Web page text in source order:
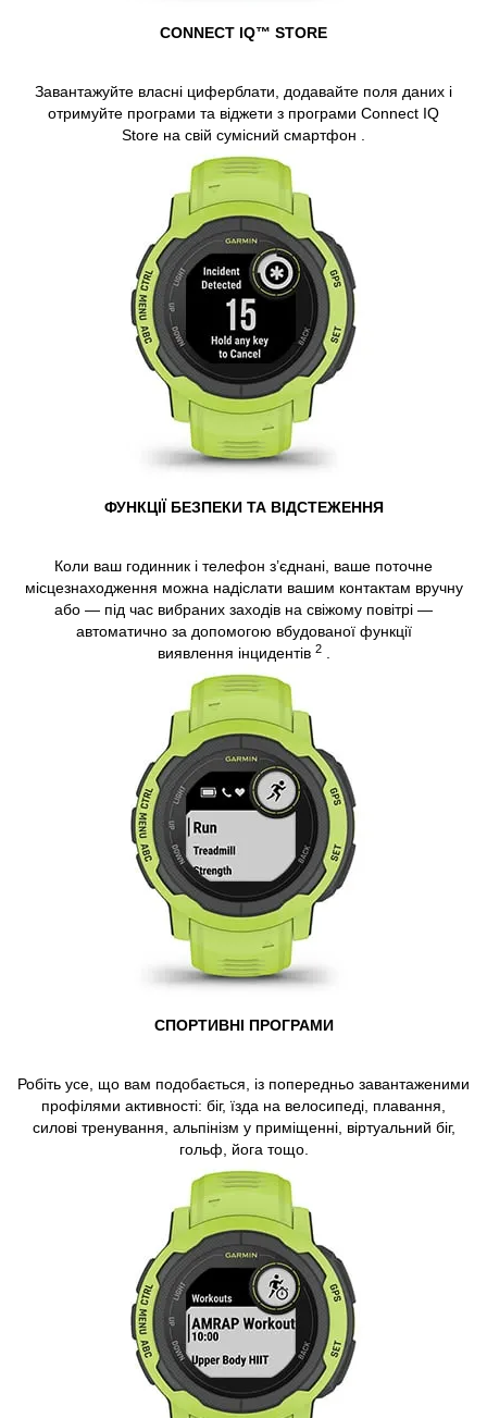
CONNECT IQ™ STORE
Завантажуйте власні циферблати, додавайте поля даних і
отримуйте програми та віджети з програми Connect IQ
Store на свій сумісний смартфон .
ФУНКЦІЇ БЕЗПЕКИ ТА ВІДСТЕЖЕННЯ
Коли ваш годинник і телефон з’єднані, ваше поточне
місцезнаходження можна надіслати вашим контактам вручну
або — під час вибраних заходів на свіжому повітрі —
автоматично за допомогою вбудованої функції
виявлення інцидентів 2.
СПОРТИВНІ ПРОГРАМИ
Робіть усе, що вам подобається, із попередньо завантаженими
профілями активності: біг, їзда на велосипеді, плавання,
силові тренування, альпінізм у приміщенні, віртуальний біг,
гольф, йога тощо.